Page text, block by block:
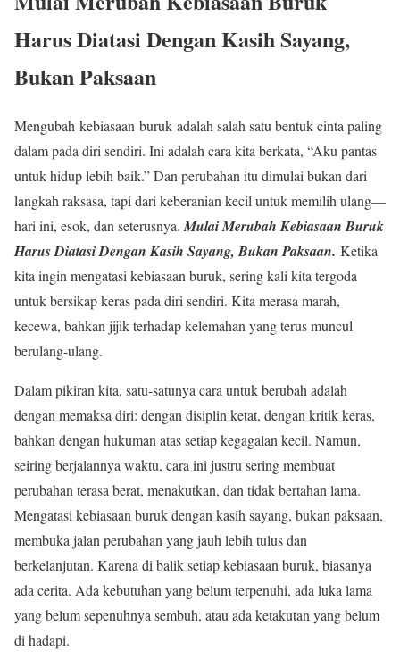
Harus Diatasi Dengan Kasih Sayang,
Bukan Paksaan
Mengubah kebiasaan buruk adalah salah satu bentuk cinta paling
dalam pada diri sendiri. Ini adalah cara kita berkata, “Aku pantas
untuk hidup lebih baik.” Dan perubahan itu dimulai bukan dari
langkah raksasa, tapi dari keberanian kecil untuk memilih ulang—
hari ini, esok, dan seterusnya. Mulai Merubah Kebiasaan Buruk
Harus Diatasi Dengan Kasih Sayang, Bukan Paksaan. Ketika
kita ingin mengatasi kebiasaan buruk, sering kali kita tergoda
untuk bersikap keras pada diri sendiri. Kita merasa marah,
kecewa, bahkan jijik terhadap kelemahan yang terus muncul
berulang-ulang.
Dalam pikiran kita, satu-satunya cara untuk berubah adalah
dengan memaksa diri: dengan disiplin ketat, dengan kritik keras,
bahkan dengan hukuman atas setiap kegagalan kecil. Namun,
seiring berjalannya waktu, cara ini justru sering membuat
perubahan terasa berat, menakutkan, dan tidak bertahan lama.
Mengatasi kebiasaan buruk dengan kasih sayang, bukan paksaan,
membuka jalan perubahan yang jauh lebih tulus dan
berkelanjutan. Karena di balik setiap kebiasaan buruk, biasanya
ada cerita. Ada kebutuhan yang belum terpenuhi, ada luka lama
yang belum sepenuhnya sembuh, atau ada ketakutan yang belum
di hadapi.